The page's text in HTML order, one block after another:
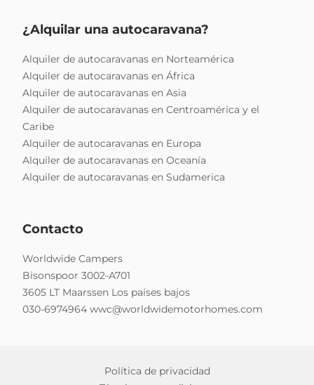
¿Alquilar una autocaravana?
Alquiler de autocaravanas en Norteamérica
Alquiler de autocaravanas en África
Alquiler de autocaravanas en Asia
Alquiler de autocaravanas en Centroamérica y el
Caribe
Alquiler de autocaravanas en Europa
Alquiler de autocaravanas en Oceanía
Alquiler de autocaravanas en Sudamerica
Contacto
Worldwide Campers
Bisonspoor 3002-A701
3605 LT Maarssen Los países bajos
030-6974964 wwc@worldwidemotorhomes.com
Política de privacidad